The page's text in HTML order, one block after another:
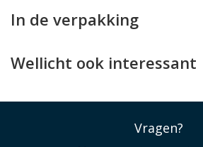
De Samsung Galaxy A25 case
voor pasjes en een steekvakje voor
worden, zodat u de Galaxy A25 in
In de verpakking
Wellicht ook interessant
Vragen?